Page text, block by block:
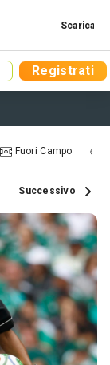
Scarica
Registrati
Fuori Campo
Successivo